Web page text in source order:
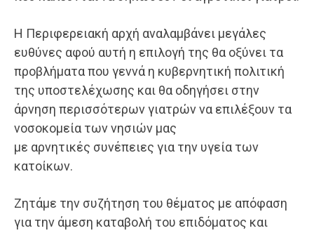
Η Περιφερειακή αρχή αναλαμβάνει μεγάλες
ευθύνες αφού αυτή η επιλογή της θα οξύνει τα
προβλήματα που γεννά η κυβερνητική πολιτική
της υποστελέχωσης και θα οδηγήσει στην
άρνηση περισσότερων γιατρών να επιλέξουν τα
νοσοκομεία των νησιών μας
με αρνητικές συνέπειες για την υγεία των
κατοίκων.
Ζητάμε την συζήτηση του θέματος με απόφαση
για την άμεση καταβολή του επιδόματος και